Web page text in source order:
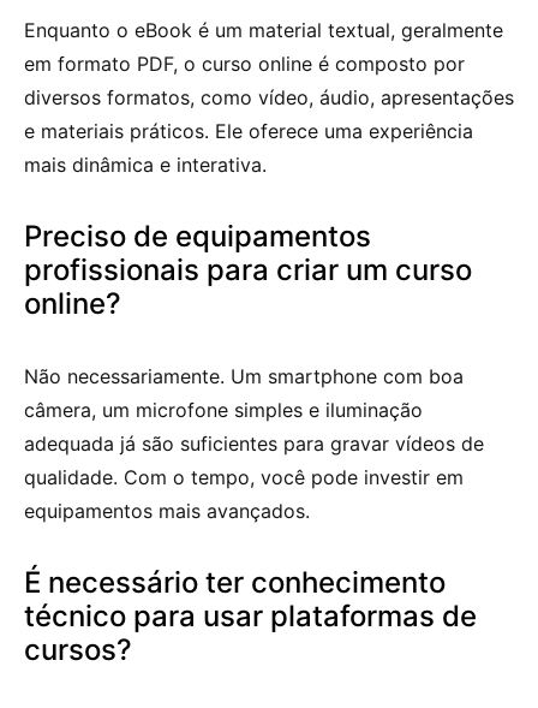
Enquanto o eBook é um material textual, geralmente
em formato PDF, o curso online é composto por
diversos formatos, como vídeo, áudio, apresentações
e materiais práticos. Ele oferece uma experiência
mais dinâmica e interativa.
Preciso de equipamentos
profissionais para criar um curso
online?
Não necessariamente. Um smartphone com boa
câmera, um microfone simples e iluminação
adequada já são suficientes para gravar vídeos de
qualidade. Com o tempo, você pode investir em
equipamentos mais avançados.
É necessário ter conhecimento
técnico para usar plataformas de
cursos?